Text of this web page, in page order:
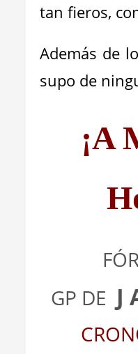
tan fieros,
Además de
supo de
¡A
GP DE J